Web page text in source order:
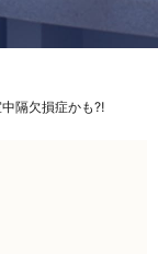
隔欠損症かも⁈